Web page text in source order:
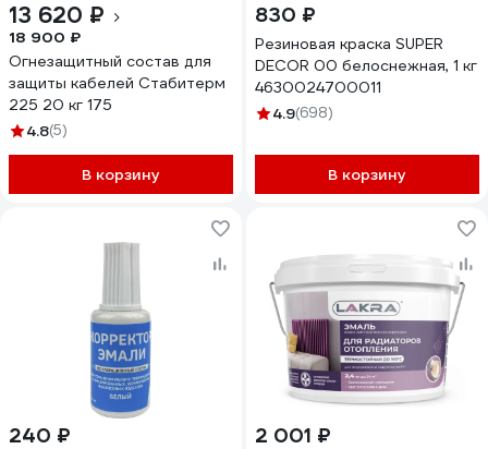
13 620 ₽
18 900 ₽
Огнезащитный состав для
защиты кабелей Стабитерм
225 20 кг 175
4.8(5)
В корзину
830 ₽
Резиновая краска SUPER
DECOR 00 белоснежная, 1 кг
4630024700011
4.9(698)
В корзину
240 ₽ 2 001 ₽